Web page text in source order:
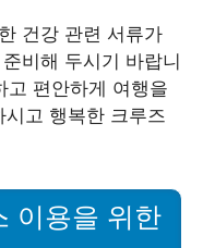
건강 관련 서류가
비해 두시기 바랍니
고 편안하게 여행을
고 행복한 크루즈
이용을 위한